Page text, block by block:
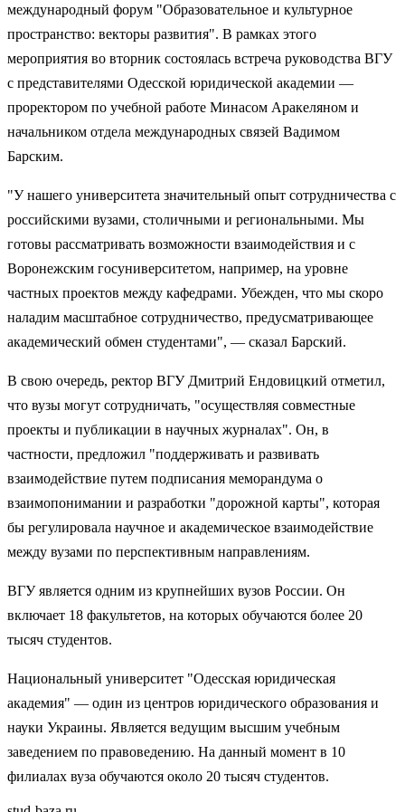
международный форум "Образовательное и культурное
пространство: векторы развития". В рамках этого
мероприятия во вторник состоялась встреча руководства ВГУ
с представителями Одесской юридической академии —
проректором по учебной работе Минасом Аракеляном и
начальником отдела международных связей Вадимом
Барским.
"У нашего университета значительный опыт сотрудничества с
российскими вузами, столичными и региональными. Мы
готовы рассматривать возможности взаимодействия и с
Воронежским госуниверситетом, например, на уровне
частных проектов между кафедрами. Убежден, что мы скоро
наладим масштабное сотрудничество, предусматривающее
академический обмен студентами", — сказал Барский.
В свою очередь, ректор ВГУ Дмитрий Ендовицкий отметил,
что вузы могут сотрудничать, "осуществляя совместные
проекты и публикации в научных журналах". Он, в
частности, предложил "поддерживать и развивать
взаимодействие путем подписания меморандума о
взаимопонимании и разработки "дорожной карты", которая
бы регулировала научное и академическое взаимодействие
между вузами по перспективным направлениям.
ВГУ является одним из крупнейших вузов России. Он
включает 18 факультетов, на которых обучаются более 20
тысяч студентов.
Национальный университет "Одесская юридическая
академия" — один из центров юридического образования и
науки Украины. Является ведущим высшим учебным
заведением по правоведению. На данный момент в 10
филиалах вуза обучаются около 20 тысяч студентов.